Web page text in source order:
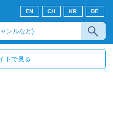
EN CH KR DE
トで見る